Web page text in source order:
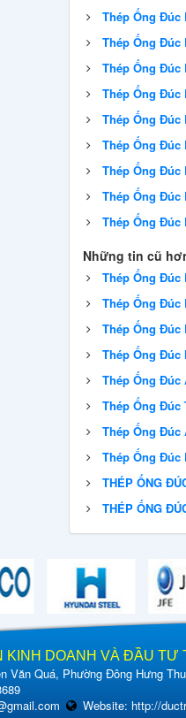
Thép Ống Đúc
Thép Ống Đúc
Thép Ống Đúc
Thép Ống Đúc
Thép Ống Đúc
Thép Ống Đúc
Thép Ống Đúc
Thép Ống Đúc
Thép Ống Đúc
Những tin cũ
Thép Ống Đúc
Thép Ống Đúc
Thép Ống Đúc
Thép Ống Đúc
Thép Ống Đúc
Thép Ống Đúc
Thép Ống Đúc
Thép Ống Đúc
THÉP ỐNG
THÉP ỐNG
KINH DOANH VÀ ĐẦU
Văn Quá, Phường Đông Hưng
Website: http://